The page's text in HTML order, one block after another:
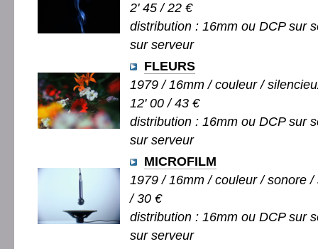
2' 45 / 22 €
distribution : 16mm ou DCP sur
sur serveur
FLEURS
1979 / 16mm / couleur /
12' 00 / 43 €
distribution : 16mm ou DCP sur
sur serveur
MICROFILM
1979 / 16mm / couleur / sonore
/ 30 €
distribution : 16mm ou DCP sur
sur serveur